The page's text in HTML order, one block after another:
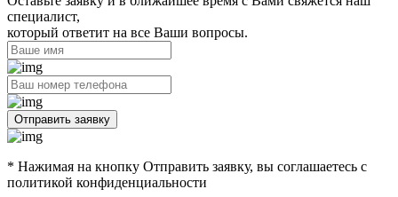
специалист,
который ответит на все Ваши вопросы.
Отправить заявку
* Нажимая на кнопку Отправить заявку, вы соглашаетесь с
политикой конфиденциальности